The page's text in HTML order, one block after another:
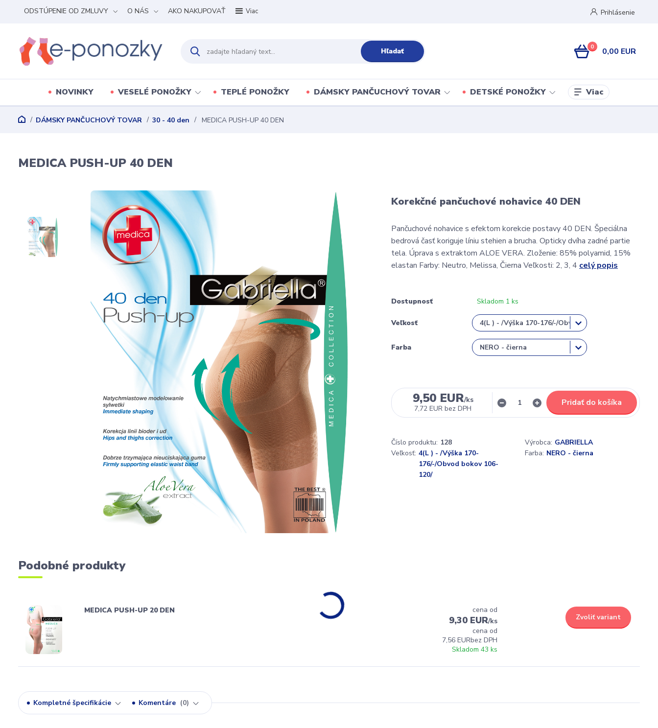
ODSTÚPENIE OD ZMLUVY O NÁS AKO NAKUPOVAŤ Viac Prihlásenie
Hľadať 0 0,00 EUR
NOVINKY VESELÉ PONOŽKY TEPLÉ PONOŽKY DÁMSKY PANČUCHOVÝ TOVAR DETSKÉ PONOŽKY Viac
DÁMSKY PANČUCHOVÝ TOVAR 30 - 40 den MEDICA PUSH-UP 40 DEN
MEDICA PUSH-UP 40 DEN
Korekčné pančuchové nohavice 40 DEN
Pančuchové nohavice s efektom korekcie postavy 40 DEN. Špeciálna
bedrová časť koriguje líniu stehien a brucha. Opticky dvíha zadné partie
tela. Úprava s extraktom ALOE VERA. Zloženie: 85% polyamid, 15%
elastan Farby: Neutro, Melissa, Čierna Veľkosti: 2, 3, 4 celý popis
Dostupnosť Skladom 1 ks
Veľkosť
Farba
9,50 EUR/ks
7,72 EUR bez DPH
Pridať do košíka
Číslo produktu: 128 Výrobca: GABRIELLA
Veľkosť: 4(L ) - /Výška 170-
176/-/Obvod bokov 106-
120/
Farba: NERO - čierna
Podobné produkty
MEDICA PUSH-UP 20 DEN cena od
9,30 EUR/ks
cena od
7,56 EURbez DPH
Skladom 43 ks
Zvoliť variant
Kompletné špecifikácie Komentáre 0